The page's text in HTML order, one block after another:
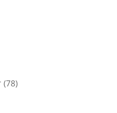
(78)